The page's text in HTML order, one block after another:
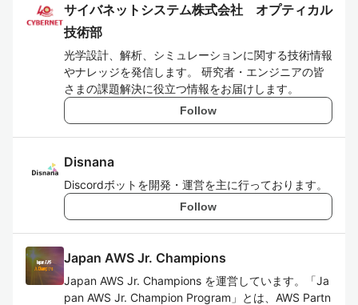
サイバネットシステム株式会社 オプティカル
技術部
光学設計、解析、シミュレーションに関する技術情報
やナレッジを発信します。 研究者・エンジニアの皆
さまの課題解決に役立つ情報をお届けします。
Follow
Disnana
Discordボットを開発・運営を主に行っております。
Follow
Japan AWS Jr. Champions
Japan AWS Jr. Champions を運営しています。「Ja
pan AWS Jr. Champion Program」とは、AWS Partn